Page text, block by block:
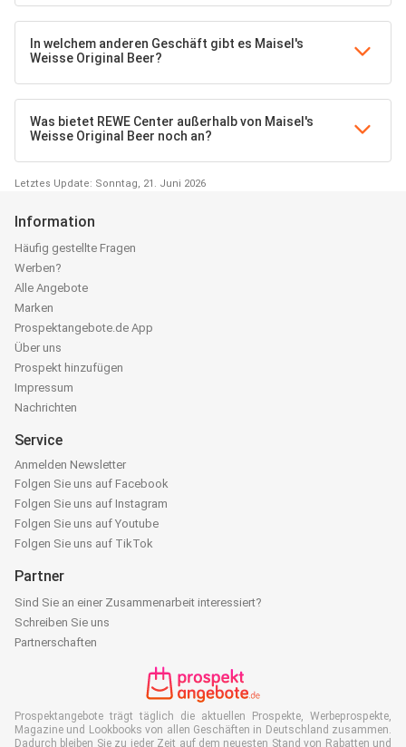
In welchem anderen Geschäft gibt es Maisel's
Weisse Original Beer?
Was bietet REWE Center außerhalb von Maisel's
Weisse Original Beer noch an?
Letztes Update: Sonntag, 21. Juni 2026
Information
Häufig gestellte Fragen
Werben?
Alle Angebote
Marken
Prospektangebote.de App
Über uns
Prospekt hinzufügen
Impressum
Nachrichten
Service
Anmelden Newsletter
Folgen Sie uns auf Facebook
Folgen Sie uns auf Instagram
Folgen Sie uns auf Youtube
Folgen Sie uns auf TikTok
Partner
Sind Sie an einer Zusammenarbeit interessiert?
Schreiben Sie uns
Partnerschaften
Prospektangebote trägt täglich die aktuellen Prospekte, Werbeprospekte,
Magazine und Lookbooks von allen Geschäften in Deutschland zusammen.
Dadurch bleiben Sie zu jeder Zeit auf dem neuesten Stand von Rabatten und